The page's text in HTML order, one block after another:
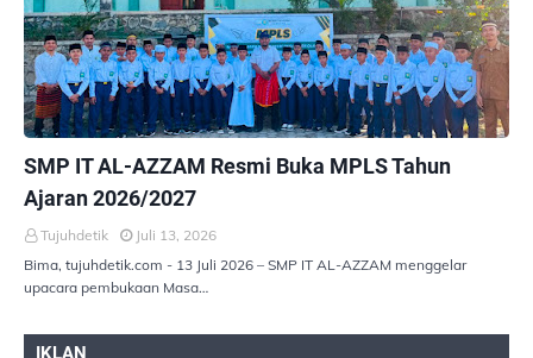
SMP IT AL-AZZAM Resmi Buka MPLS Tahun
Ajaran 2026/2027
Tujuhdetik
Juli 13, 2026
Bima, tujuhdetik.com - 13 Juli 2026 – SMP IT AL-AZZAM menggelar
upacara pembukaan Masa…
IKLAN